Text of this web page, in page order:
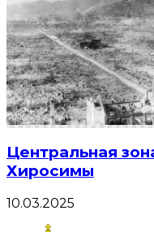
Центральная
Хиросимы
10.03.2025